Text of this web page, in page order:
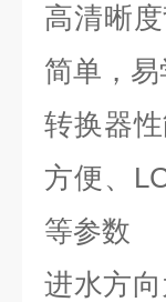
高清晰
简单，
转换器
方便、
等参数
进水方